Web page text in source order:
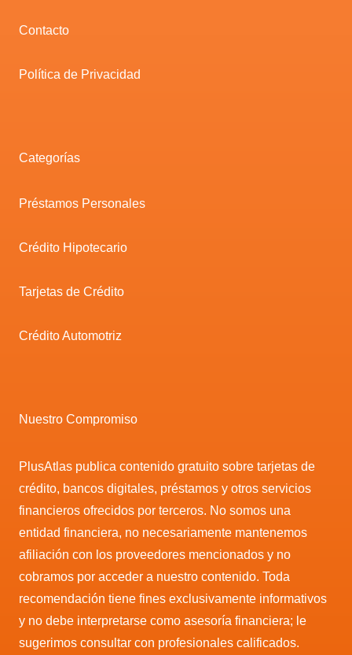
Contacto
Política de Privacidad
Categorías
Préstamos Personales
Crédito Hipotecario
Tarjetas de Crédito
Crédito Automotriz
Nuestro Compromiso
PlusAtlas publica contenido gratuito sobre tarjetas de
crédito, bancos digitales, préstamos y otros servicios
financieros ofrecidos por terceros. No somos una
entidad financiera, no necesariamente mantenemos
afiliación con los proveedores mencionados y no
cobramos por acceder a nuestro contenido. Toda
recomendación tiene fines exclusivamente informativos
y no debe interpretarse como asesoría financiera; le
sugerimos consultar con profesionales calificados.